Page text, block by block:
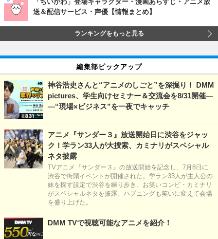
送＆配信サービス・声優【情報まとめ】
ランキングをもっと見る
編集部ピックアップ
神谷浩史さんと“アニメのしごと”を深掘り！ DMM
pictures、学生向けセミナー＆交流会を8/31開催―
―“現場×ビジネス”を一夜でキャッチ
アニメ『サンダー３』放送開始日に渋谷をジャッ
ク！学ラン33人が大捜索、カミナリがスペシャル
ネタ披露
TVアニメ『サンダー３』の放送開始を記念し、7月8日に
渋谷で街頭イベントが開催された。学ラン33人が主人公の
妹を探す設定で渋谷を練り歩き、お笑いコンビ・カミナリ
がスペシャルネタを披露。ハプニングも笑いに変えて会場
を盛り上げた。
DMM TVで視聴可能なアニメを紹介！